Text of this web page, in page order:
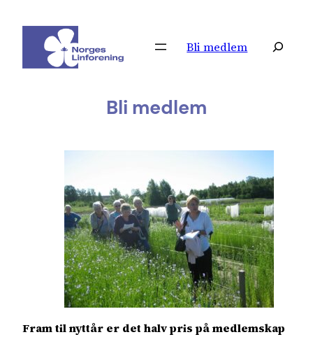
innhold
Bli medlem Søk
Bli medlem
Fram til nyttår er det halv pris på medlemskap